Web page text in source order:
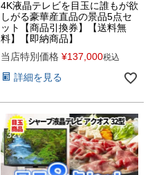
4K液晶テレビを目玉に誰もが欲
しがる豪華産直品の景品5点セ
ット【商品引換券】【送料無
料】【即納商品】
当店特別価格 ¥137,000税込
詳細を見る